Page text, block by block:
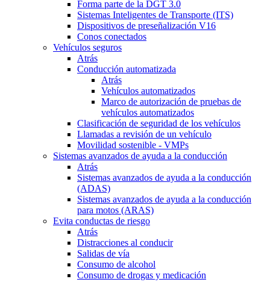
Forma parte de la DGT 3.0
Sistemas Inteligentes de Transporte (ITS)
Dispositivos de preseñalización V16
Conos conectados
Vehículos seguros
Atrás
Conducción automatizada
Atrás
Vehículos automatizados
Marco de autorización de pruebas de
vehículos automatizados
Clasificación de seguridad de los vehículos
Llamadas a revisión de un vehículo
Movilidad sostenible - VMPs
Sistemas avanzados de ayuda a la conducción
Atrás
Sistemas avanzados de ayuda a la conducción
(ADAS)
Sistemas avanzados de ayuda a la conducción
para motos (ARAS)
Evita conductas de riesgo
Atrás
Distracciones al conducir
Salidas de vía
Consumo de alcohol
Consumo de drogas y medicación